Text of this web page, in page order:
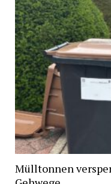
Mülltonnen